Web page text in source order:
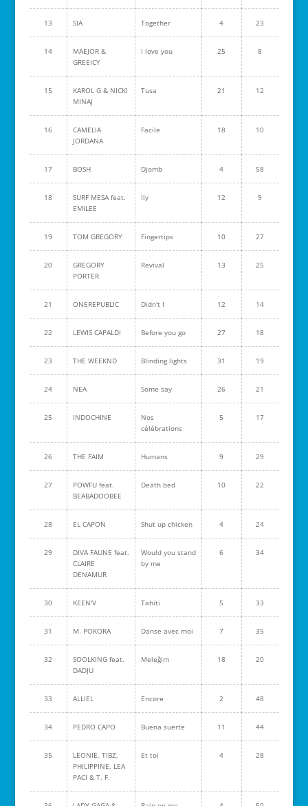
13 SIA Together 4 23
14
MAEJOR &
GREEICY
I love you 25 8
15
KAROL G & NICKI
MINAJ
Tusa 21 12
16
CAMELIA
JORDANA
Facile 18 10
17 BOSH Djomb 4 58
18
SURF MESA feat.
EMILEE
Ily 12 9
19 TOM GREGORY Fingertips 10 27
20
GREGORY
PORTER
Revival 13 25
21 ONEREPUBLIC Didn't I 12 14
22 LEWIS CAPALDI Before you go 27 18
23 THE WEEKND Blinding lights 31 19
24 NEA Some say 26 21
25 INDOCHINE
Nos
célébrations
5 17
26 THE FAIM Humans 9 29
27
POWFU feat.
BEABADOOBEE
Death bed 10 22
28 EL CAPON Shut up chicken 4 24
29
DIVA FAUNE feat.
CLAIRE
DENAMUR
Would you stand
by me
6 34
30 KEEN'V Tahiti 5 33
31 M. POKORA Danse avec moi 7 35
32
SOOLKING feat.
DADJU
Meleğim 18 20
33 ALLIEL Encore 2 48
34 PEDRO CAPO Buena suerte 11 44
35
LEONIE, TIBZ,
PHILIPPINE, LEA
PACI & T. F.
Et toi 4 28